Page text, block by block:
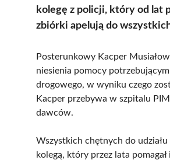
kolegę z policji, który od lat
zbiórki apelują do
Posterunkowy Kacper
niesienia pomocy
drogowego, w wyniku czego
Kacper przebywa w szpitalu
dawców.
Wszystkich chętnych do udziału
kolegą, który przez lata